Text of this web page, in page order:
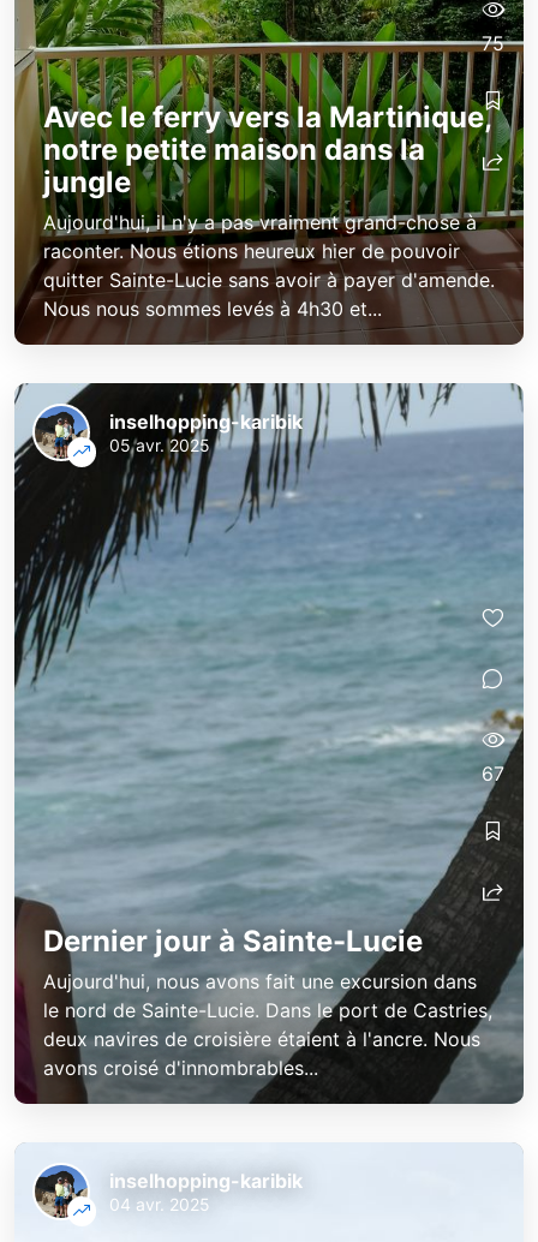
inselhopping-karibik
inselhopping-karibik
Avec le ferry vers la Martinique,
notre petite maison dans la
jungle
Aujourd'hui, il n'y a pas vraiment grand-chose à
raconter. Nous étions heureux hier de pouvoir
quitter Sainte-Lucie sans avoir à payer d'amende.
Nous nous sommes levés à 4h30 et...
75
Dernier jour à Sainte-Lucie
Aujourd'hui, nous avons fait une excursion dans
le nord de Sainte-Lucie. Dans le port de Castries,
deux navires de croisière étaient à l'ancre. Nous
avons croisé d'innombrables...
inselhopping-karibik
05 avr. 2025
67
inselhopping-karibik
04 avr. 2025